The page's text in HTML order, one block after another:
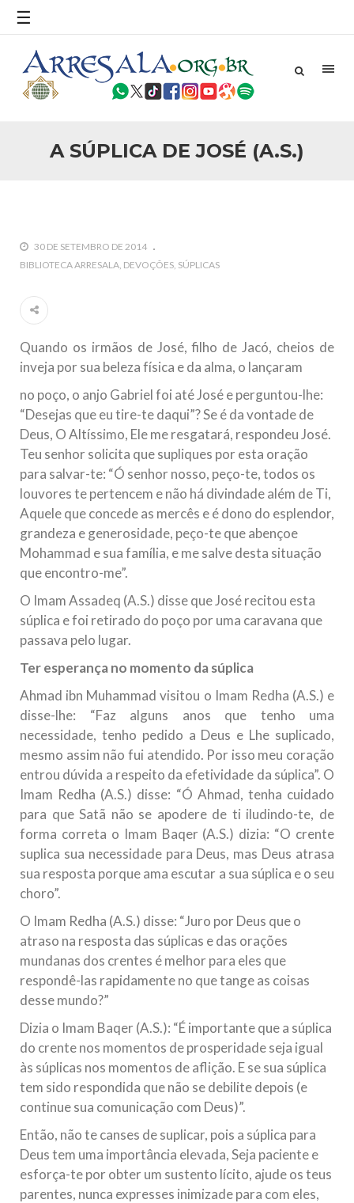
☰
A SÚPLICA DE JOSÉ (A.S.)
Conflito
Por: Ahmed Ismail Introdução O presente artigo resume as
principais considerações do autor sobre os atentados de 11
25 DE SETEMBRO DE 2010
Em nome de Deus, O Clemente, O Misericordioso! O Centro
Islâmico no Brasil parabeniza a nação islâmica pela chegada
no ano novo muçulmano de 1435 Hejrita. Desejamos a
10 DE NOVEMBRO DE 2013
Falecimento do Imam Ali Ibn Al-Hussein
(A.S.)
Em nome de Deus, o Clemente, o Misericordioso! Diante da
data em que relembramos o martírio do quarto Imam dos
muçulmanos, o Imam Ali Ibn Al-Hussein Ibn Ali Ibn Abi Táleb
(A.S.), conhecido por “Zein Al-Ábidin” (Formosura
NOTÍCIAS
3 DE JULHO DE 2014
Centro Islâmico no Brasil recebe o ex-
ministro das Relações Exteriores da
República Islâmica do Irã
Brasil recebeu em sua sede, em São Paulo, o ex-ministro das
Relações Exteriores da República Islâmica do Irã, Sr. Kamal
Kharrazi, que encontra-se visitando
30 DE SETEMBRO DE 2014
BIBLIOTECA ARRESALA DEVOÇÕES SÚPLICAS
Quando os irmãos de José, filho de Jacó, cheios de
inveja por sua beleza física e da alma, o lançaram
no poço, o anjo Gabriel foi até José e perguntou-lhe:
“Desejas que eu tire-te daqui”? Se é da vontade de
Deus, O Altíssimo, Ele me resgatará, respondeu José.
Teu senhor solicita que supliques por esta oração
para salvar-te: “Ó senhor nosso, peço-te, todos os
louvores te pertencem e não há divindade além de Ti,
Aquele que concede as mercês e é dono do esplendor,
grandeza e generosidade, peço-te que abençoe
Mohammad e sua família, e me salve desta situação
que encontro-me”.
O Imam Assadeq (A.S.) disse que José recitou esta
súplica e foi retirado do poço por uma caravana que
passava pelo lugar.
Ter esperança no momento da súplica
Ahmad ibn Muhammad visitou o Imam Redha (A.S.) e
disse-lhe: “Faz alguns anos que tenho uma
necessidade, tenho pedido a Deus e Lhe suplicado,
mesmo assim não fui atendido. Por isso meu coração
entrou dúvida a respeito da efetividade da súplica”. O
Imam Redha (A.S.) disse: “Ó Ahmad, tenha cuidado
para que Satã não se apodere de ti iludindo-te, de
forma correta o Imam Baqer (A.S.) dizia: “O crente
suplica sua necessidade para Deus, mas Deus atrasa
sua resposta porque ama escutar a sua súplica e o seu
choro”.
O Imam Redha (A.S.) disse: “Juro por Deus que o
atraso na resposta das súplicas e das orações
mundanas dos crentes é melhor para eles que
respondê-las rapidamente no que tange as coisas
desse mundo?”
Dizia o Imam Baqer (A.S.): “É importante que a súplica
do crente nos momentos de prosperidade seja igual
às súplicas nos momentos de aflição. E se sua súplica
tem sido respondida que não se debilite depois (e
continue sua comunicação com Deus)”.
Então, não te canses de suplicar, pois a súplica para
Deus tem uma importância elevada, Seja paciente e
esforça-te por obter um sustento lícito, ajude os teus
parentes, nunca expresses inimizade para com eles,